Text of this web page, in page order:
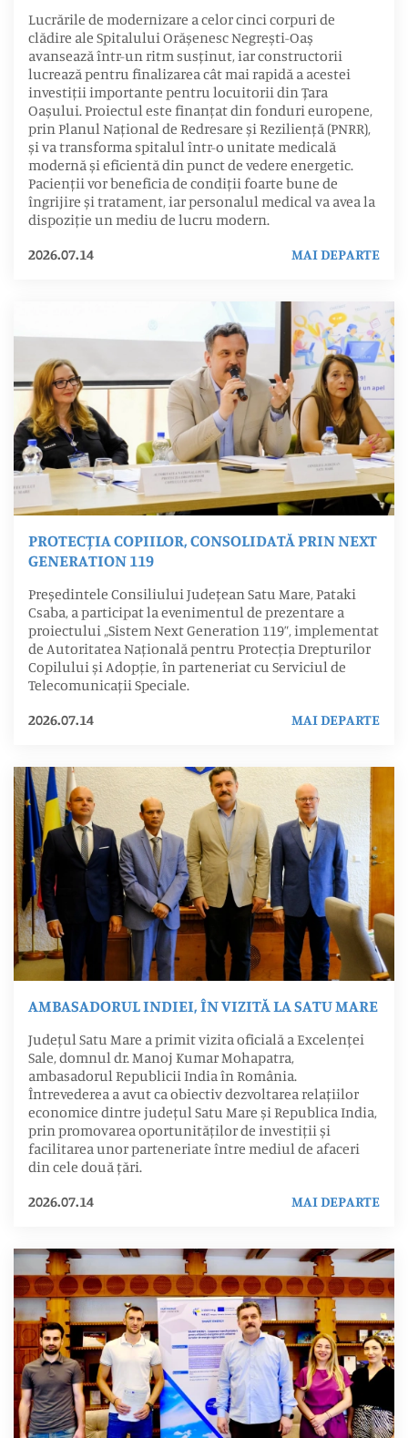
Lucrările de modernizare a celor cinci corpuri de
clădire ale Spitalului Orășenesc Negrești-Oaș
avansează într-un ritm susținut, iar constructorii
lucrează pentru finalizarea cât mai rapidă a acestei
investiții importante pentru locuitorii din Țara
Oașului. Proiectul este finanțat din fonduri europene,
prin Planul Național de Redresare și Reziliență (PNRR),
și va transforma spitalul într-o unitate medicală
modernă și eficientă din punct de vedere energetic.
Pacienții vor beneficia de condiții foarte bune de
îngrijire și tratament, iar personalul medical va avea la
dispoziție un mediu de lucru modern.
2026.07.14
MAI DEPARTE
PROTECȚIA COPIILOR, CONSOLIDATĂ PRIN NEXT
GENERATION 119
Președintele Consiliului Județean Satu Mare, Pataki
Csaba, a participat la evenimentul de prezentare a
proiectului „Sistem Next Generation 119”, implementat
de Autoritatea Națională pentru Protecția Drepturilor
Copilului și Adopție, în parteneriat cu Serviciul de
Telecomunicații Speciale.
2026.07.14
MAI DEPARTE
AMBASADORUL INDIEI, ÎN VIZITĂ LA SATU MARE
Județul Satu Mare a primit vizita oficială a Excelenței
Sale, domnul dr. Manoj Kumar Mohapatra,
ambasadorul Republicii India în România.
Întrevederea a avut ca obiectiv dezvoltarea relațiilor
economice dintre județul Satu Mare și Republica India,
prin promovarea oportunităților de investiții și
facilitarea unor parteneriate între mediul de afaceri
din cele două țări.
2026.07.14
MAI DEPARTE